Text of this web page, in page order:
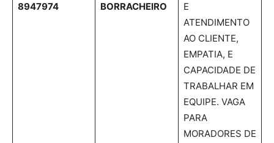
8947974 BORRACHEIRO
E
ATENDIMENTO
AO CLIENTE,
EMPATIA, E
CAPACIDADE DE
TRABALHAR EM
EQUIPE. VAGA
PARA
MORADORES DE